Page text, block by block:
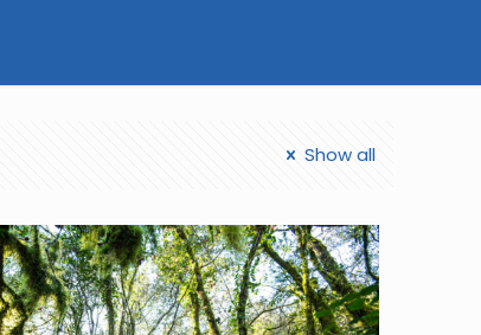
Show all